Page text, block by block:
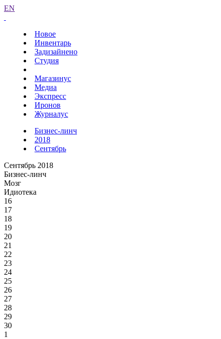
EN
Новое
Инвентарь
Задизайнено
Студия
Магазинус
Медиа
Экспресс
Иронов
Журналус
Бизнес-линч
2018
Сентябрь
Сентябрь 2018
Бизнес-линч
Мозг
Идиотека
16
17
18
19
20
21
22
23
24
25
26
27
28
29
30
1